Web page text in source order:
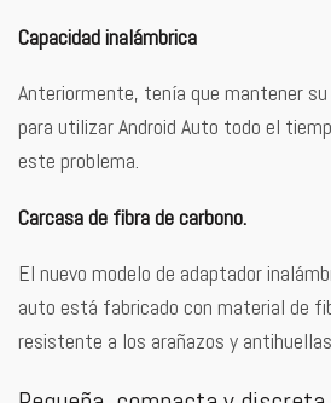
Capacidad inalámbrica
Anteriormente, tenía que mantener
para utilizar Android Auto todo el
este problema.
Carcasa de fibra de carbono.
El nuevo modelo de adaptador
auto está fabricado con material de
resistente a los arañazos y